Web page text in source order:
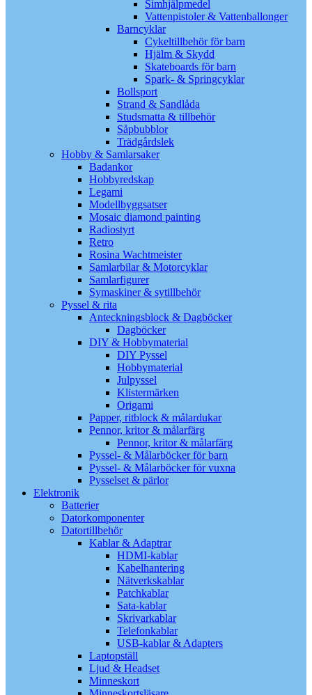
Simhjälpmedel
Vattenpistoler & Vattenballonger
Barncyklar
Cykeltillbehör för barn
Hjälm & Skydd
Skateboards för barn
Spark- & Springcyklar
Bollsport
Strand & Sandlåda
Studsmatta & tillbehör
Såpbubblor
Trädgårdslek
Hobby & Samlarsaker
Badankor
Hobbyredskap
Legami
Modellbyggsatser
Mosaic diamond painting
Radiostyrt
Retro
Rosina Wachtmeister
Samlarbilar & Motorcyklar
Samlarfigurer
Symaskiner & sytillbehör
Pyssel & rita
Anteckningsblock & Dagböcker
Dagböcker
DIY & Hobbymaterial
DIY Pyssel
Hobbymaterial
Julpyssel
Klistermärken
Origami
Papper, ritblock & målardukar
Pennor, kritor & målarfärg
Pennor, kritor & målarfärg
Pyssel- & Målarböcker för barn
Pyssel- & Målarböcker för vuxna
Pysselset & pärlor
Elektronik
Batterier
Datorkomponenter
Datortillbehör
Kablar & Adaptrar
HDMI-kablar
Kabelhantering
Nätverkskablar
Patchkablar
Sata-kablar
Skrivarkablar
Telefonkablar
USB-kablar & Adapters
Laptopställ
Ljud & Headset
Minneskort